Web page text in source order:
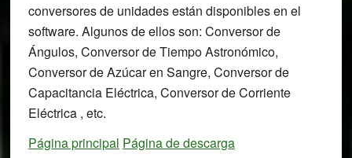
conversores de unidades están disponibles en el
software. Algunos de ellos son: Conversor de
Ángulos, Conversor de Tiempo Astronómico,
Conversor de Azúcar en Sangre, Conversor de
Capacitancia Eléctrica, Conversor de Corriente
Eléctrica , etc.
Página principal Página de descarga